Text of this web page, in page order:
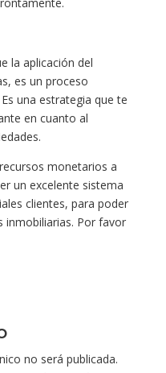
la aplicación del
es un proceso
una estrategia que te
en cuanto al
monetarios a
un excelente sistema
clientes, para poder
inmobiliarias. Por favor
no será publicada.